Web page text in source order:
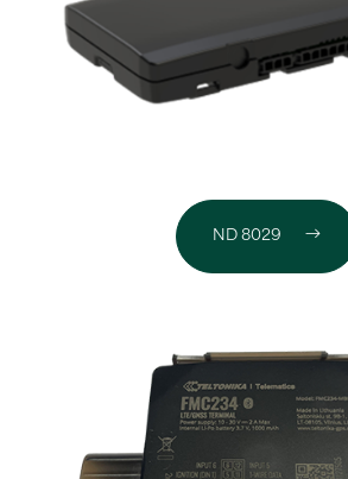
ND 8029